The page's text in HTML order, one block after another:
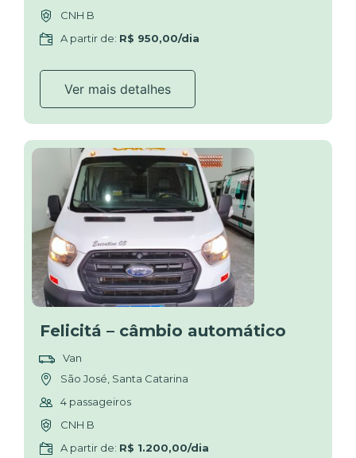
CNH B
A partir de: R$ 950,00/dia
Ver mais detalhes
Felicitá – câmbio automático
Van
São José, Santa Catarina
4 passageiros
CNH B
A partir de: R$ 1.200,00/dia